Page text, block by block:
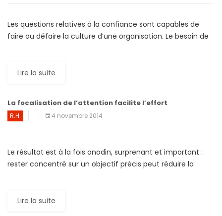
Les questions relatives à la confiance sont capables de
faire ou défaire la culture d’une organisation. Le besoin de
Lire la suite
La focalisation de l’attention facilite l’effort
R.H. 4 novembre 2014
Le résultat est à la fois anodin, surprenant et important :
rester concentré sur un objectif précis peut réduire la
Lire la suite